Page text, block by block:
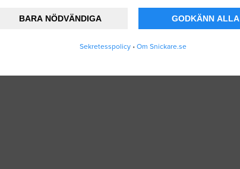
BARA NÖDVÄNDIGA GODKÄNN ALLA
Sekretesspolicy • Om Snickare.se